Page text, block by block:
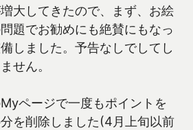
大してきたので、まず、お絵
題でお勧めにも絶賛にもなっ
しました。予告なしでしてし
せん。
ページで一度もポイントを
を削除しました(4月上旬以前